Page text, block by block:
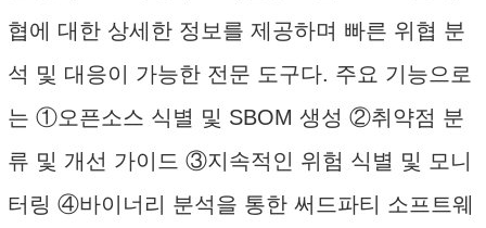
협에 대한 상세한 정보를 제공하며 빠른 위협 분
석 및 대응이 가능한 전문 도구다. 주요 기능으로
는 ①오픈소스 식별 및 SBOM 생성 ②취약점 분
류 및 개선 가이드 ③지속적인 위험 식별 및 모니
터링 ④바이너리 분석을 통한 써드파티 소프트웨